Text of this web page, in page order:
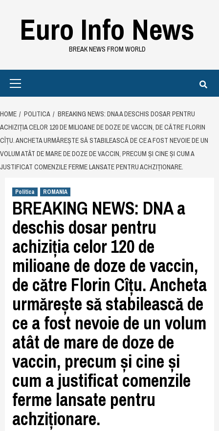
contentEuro Info News
BREAK NEWS FROM WORLD
HOME POLITICA
BREAKING NEWS: DNA A DESCHIS DOSAR PENTRU
ACHIZIȚIA CELOR 120 DE MILIOANE DE DOZE DE VACCIN, DE CĂTRE FLORIN
CÎȚU. ANCHETA URMĂREȘTE SĂ STABILEASCĂ DE CE A FOST NEVOIE DE UN
VOLUM ATÂT DE MARE DE DOZE DE VACCIN, PRECUM ȘI CINE ȘI CUM A
JUSTIFICAT COMENZILE FERME LANSATE PENTRU ACHZIȚIONARE.
Politica ROMANIA
BREAKING NEWS: DNA a
deschis dosar pentru
achiziția celor 120 de
milioane de doze de vaccin,
de către Florin Cîțu. Ancheta
urmărește să stabilească de
ce a fost nevoie de un volum
atât de mare de doze de
vaccin, precum și cine și
cum a justificat comenzile
ferme lansate pentru
achziționare.